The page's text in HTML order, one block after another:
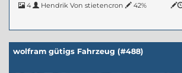
4 Hendrik Von stietencron
42%
wolfram gütigs Fahrzeug (#488)